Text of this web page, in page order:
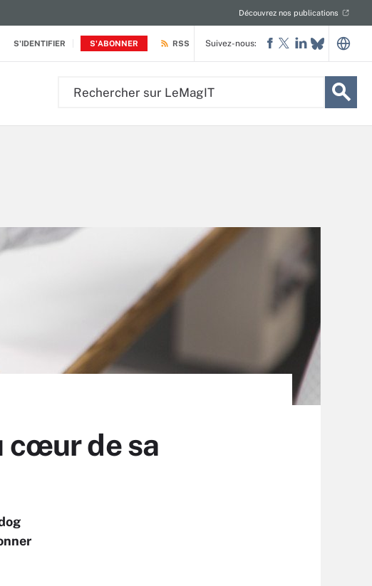
S'IDENTIFIER S'ABONNER
Découvrez nos publications
RSS Suivez-nous:
cœur de sa